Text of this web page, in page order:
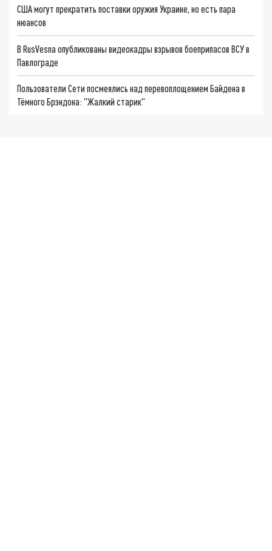
США могут прекратить поставки оружия Украине, но есть пара
нюансов
В RusVesna опубликованы видеокадры взрывов боеприпасов ВСУ в
Павлограде
Пользователи Сети посмеялись над перевоплощением Байдена в
Тёмного Брэндона: "Жалкий старик"